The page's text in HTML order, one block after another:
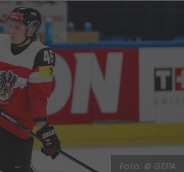
Foto: © GEPA